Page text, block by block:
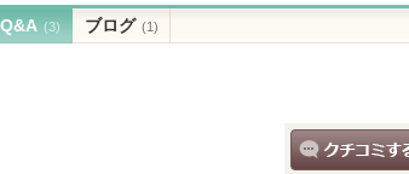
Q&A (3) ブログ (1)